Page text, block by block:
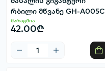
რბილი მწვანე GH-A005C
მარაგშია
42.00₾